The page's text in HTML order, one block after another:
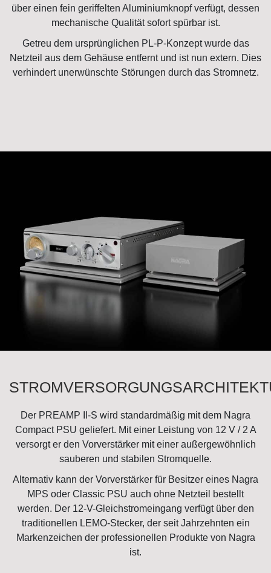
über einen fein geriffelten Aluminiumknopf verfügt, dessen
mechanische Qualität sofort spürbar ist.
Getreu dem ursprünglichen PL-P-Konzept wurde das
Netzteil aus dem Gehäuse entfernt und ist nun extern. Dies
verhindert unerwünschte Störungen durch das Stromnetz.
Der PREAMP II-S wird standardmäßig mit dem Nagra
Compact PSU geliefert. Mit einer Leistung von 12 V / 2 A
versorgt er den Vorverstärker mit einer außergewöhnlich
sauberen und stabilen Stromquelle.
Alternativ kann der Vorverstärker für Besitzer eines Nagra
MPS oder Classic PSU auch ohne Netzteil bestellt
werden. Der 12-V-Gleichstromeingang verfügt über den
traditionellen LEMO-Stecker, der seit Jahrzehnten ein
Markenzeichen der professionellen Produkte von Nagra
ist.